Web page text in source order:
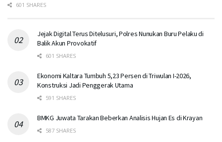
601 SHARES
Jejak Digital Terus Ditelusuri, Polres Nunukan Buru Pelaku di
Balik Akun Provokatif
601 SHARES
Ekonomi Kaltara Tumbuh 5,23 Persen di Triwulan I-2026,
Konstruksi Jadi Penggerak Utama
591 SHARES
BMKG Juwata Tarakan Beberkan Analisis Hujan Es di Krayan
587 SHARES